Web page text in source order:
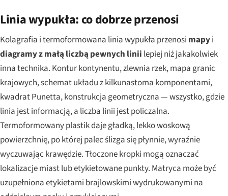
Linia wypukła: co dobrze przenosi
Kolagrafia i termoformowana linia wypukła przenosi mapyi
diagramy z małą liczbą pewnych linii lepiej niż jakakolwiek
inna technika. Kontur kontynentu, zlewnia rzek, mapa granic
krajowych, schemat układu z kilkunastoma komponentami,
kwadrat Punetta, konstrukcja geometryczna — wszystko, gdzie
linia jest informacją, a liczba linii jest policzalna.
Termoformowany plastik daje gładką, lekko woskową
powierzchnię, po której palec ślizga się płynnie, wyraźnie
wyczuwając krawędzie. Tłoczone kropki mogą oznaczać
lokalizacje miast lub etykietowane punkty. Matryca może być
uzupełniona etykietami brajlowskimi wydrukowanymi na